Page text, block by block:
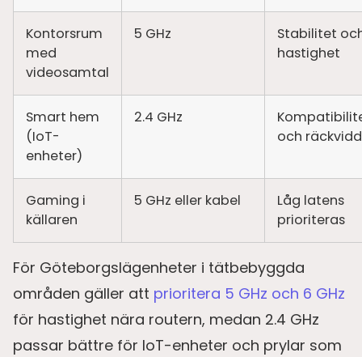
Kontorsrum
med
videosamtal
5 GHz
Stabilitet
hastighet
Smart hem
(IoT-
enheter)
2.4 GHz
och räckvidd
Gaming i
källaren
5 GHz eller kabel
Låg latens
prioriteras
För Göteborgslägenheter i tätbebyggda
områden gäller att prioritera 5 GHz och 6 GHz
för hastighet nära routern, medan 2.4 GHz
passar bättre för IoT-enheter och prylar som